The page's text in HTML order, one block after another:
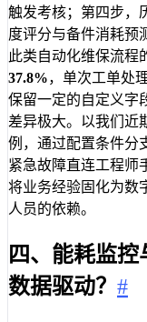
触发考核；第四步，
度评分与备件消耗预
此类自动化维保流程
37.8%，单次工单处
保留一定的自定义字
差异极大。以我们近
例，通过配置条件分
紧急故障直连工程师
将业务经验固化为数
人员的依赖。
四、能耗监
数据驱动？ #